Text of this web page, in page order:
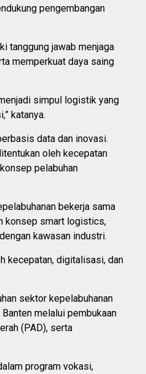
pengembangan
tanggung jawab menjaga
memperkuat daya saing
simpul logistik yang
katanya.
data dan inovasi.
oleh kecepatan
pelabuhan
bekerja sama
konsep smart logistics,
kawasan industri.
kecepatan, digitalisasi, dan
sektor kepelabuhanan
melalui pembukaan
(PAD), serta
program vokasi,